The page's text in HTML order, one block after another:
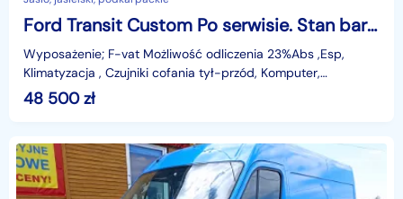
Ford Transit Custom Po serwisie. Stan bardzo dobry.
Wyposażenie; F-vat Możliwość odliczenia 23%Abs ,Esp,
Klimatyzacja , Czujniki cofania tył-przód, Komputer,
Tempomat, 1 X Poduszka powietrzna, Elektryczne szyby,
48 500zł